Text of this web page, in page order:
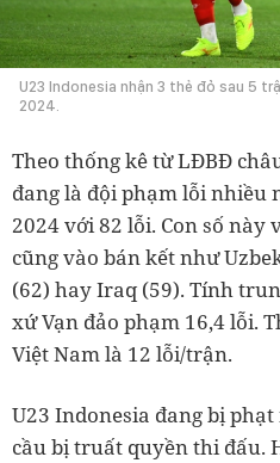
U23 Indonesia nhận 3 thẻ đỏ sau 5
2024.
Theo thống kê từ LĐBĐ
đang là đội phạm lỗi nhiều
2024 với 82 lỗi. Con số
cũng vào bán kết như
(62) hay Iraq (59). Tính
xứ Vạn đảo phạm 16,4 lỗi.
Việt Nam là 12 lỗi/trận.
U23 Indonesia đang bị
cầu bị truất quyền thi đấu.